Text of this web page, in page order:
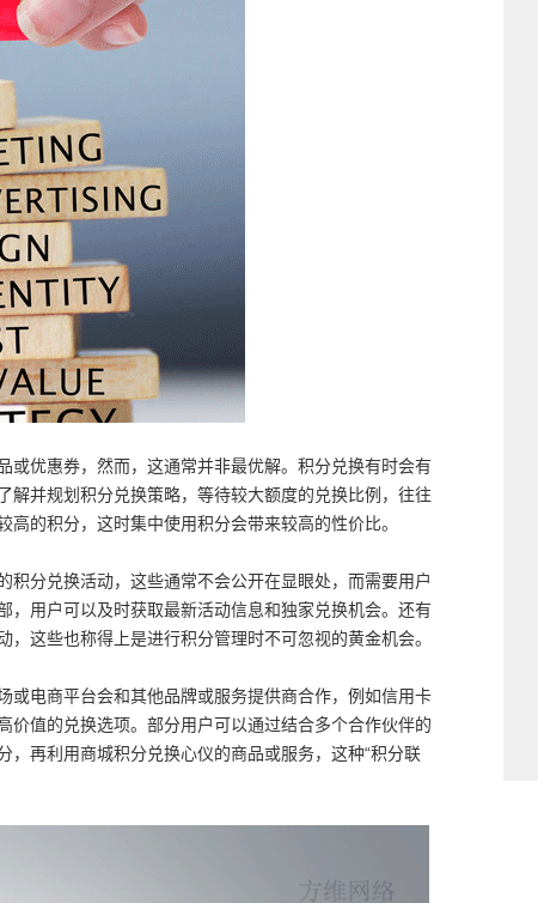
或优惠券，然而，这通常并非最优解。积分兑换有时会有
并规划积分兑换策略，等待较大额度的兑换比例，往往
的积分，这时集中使用积分会带来较高的性价比。
分兑换活动，这些通常不会公开在显眼处，而需要用户
，用户可以及时获取最新活动信息和独家兑换机会。还有
这些也称得上是进行积分管理时不可忽视的黄金机会。
或电商平台会和其他品牌或服务提供商合作，例如信用卡
值的兑换选项。部分用户可以通过结合多个合作伙伴的
再利用商城积分兑换心仪的商品或服务，这种“积分联